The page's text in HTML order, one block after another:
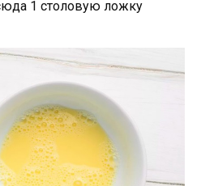
1 столовую ложку